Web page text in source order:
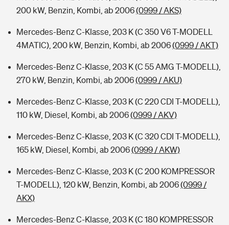
200 kW, Benzin, Kombi, ab 2006(0999 / AKS)
Mercedes-Benz C-Klasse, 203 K (C 350 V6 T-MODELL
4MATIC), 200 kW, Benzin, Kombi, ab 2006(0999 / AKT)
Mercedes-Benz C-Klasse, 203 K (C 55 AMG T-MODELL),
270 kW, Benzin, Kombi, ab 2006(0999 / AKU)
Mercedes-Benz C-Klasse, 203 K (C 220 CDI T-MODELL),
110 kW, Diesel, Kombi, ab 2006(0999 / AKV)
Mercedes-Benz C-Klasse, 203 K (C 320 CDI T-MODELL),
165 kW, Diesel, Kombi, ab 2006(0999 / AKW)
Mercedes-Benz C-Klasse, 203 K (C 200 KOMPRESSOR
T-MODELL), 120 kW, Benzin, Kombi, ab 2006(0999 /
AKX)
Mercedes-Benz C-Klasse, 203 K (C 180 KOMPRESSOR